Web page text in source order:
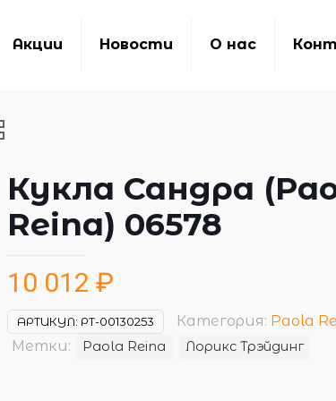
Акции Новости О нас
Кукла Сандра
Reina) 06578
10 012 ₽
АРТИКУЛ: РТ-00130253 Категория: Paola
Метки:
Paola Reina Лорикс Трэйдинг